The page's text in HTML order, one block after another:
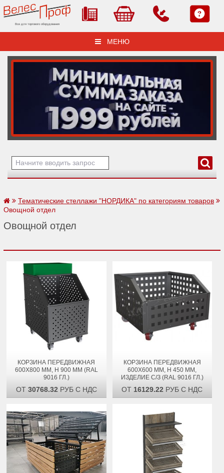
Все для торгового оборудования
МЕНЮ
Тематические стеллажи "НОРДИКА" по категориям товаров
Овощной отдел
Овощной отдел
КОРЗИНА ПЕРЕДВИЖНАЯ
600Х800 ММ, H 900 ММ (RAL
9016 ГЛ.)
ОТ 30768.32РУБ С НДС
КОРЗИНА ПЕРЕДВИЖНАЯ
600Х600 ММ, H 450 ММ,
ИЗДЕЛИЕ С/З (RAL 9016 ГЛ.)
ОТ 16129.22 РУБ С НДС